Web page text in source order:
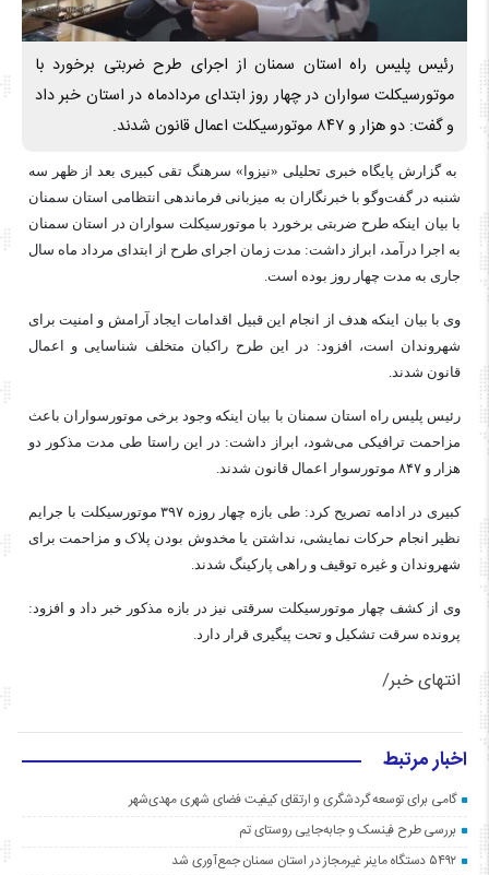
رئیس پلیس راه استان سمنان از اجرای طرح ضربتی برخورد با
موتورسیکلت سواران در چهار روز ابتدای مردادماه در استان خبر داد
و گفت: دو هزار و ۸۴۷ موتورسیکلت اعمال قانون شدند.
به گزارش پایگاه خبری تحلیلی «نیزوا» سرهنگ تقی کبیری بعد از ظهر سه
شنبه در گفت‌وگو با خبرنگاران به میزبانی فرماندهی انتظامی استان سمنان
با بیان اینکه طرح ضربتی برخورد با موتورسیکلت سواران در استان سمنان
به اجرا درآمد، ابراز داشت: مدت زمان اجرای طرح از ابتدای مرداد ماه سال
جاری به مدت چهار روز بوده است.
وی با بیان اینکه هدف از انجام این قبیل اقدامات ایجاد آرامش و امنیت برای
شهروندان است، افزود: در این طرح راکبان متخلف شناسایی و اعمال
قانون شدند.
رئیس پلیس راه استان سمنان با بیان اینکه وجود برخی موتورسواران باعث
مزاحمت ترافیکی می‌شود، ابراز داشت: در این راستا طی مدت مذکور دو
هزار و ۸۴۷ موتورسوار اعمال قانون شدند.
کبیری در ادامه تصریح کرد: طی بازه چهار روزه ۳۹۷ موتورسیکلت با جرایم
نظیر انجام حرکات نمایشی، نداشتن یا مخدوش بودن پلاک و مزاحمت برای
شهروندان و غیره توقیف و راهی پارکینگ شدند.
وی از کشف چهار موتورسیکلت سرقتی نیز در بازه مذکور خبر داد و افزود:
پرونده سرقت تشکیل و تحت پیگیری قرار دارد.
انتهای خبر/
اخبار مرتبط
گامی برای توسعه گردشگری و ارتقای کیفیت فضای شهری مهدی‌شهر
بررسی طرح فینسک و جابه‌جایی روستای تم
۵۴۹۲ دستگاه ماینر غیرمجاز در استان سمنان جمع‌آوری شد